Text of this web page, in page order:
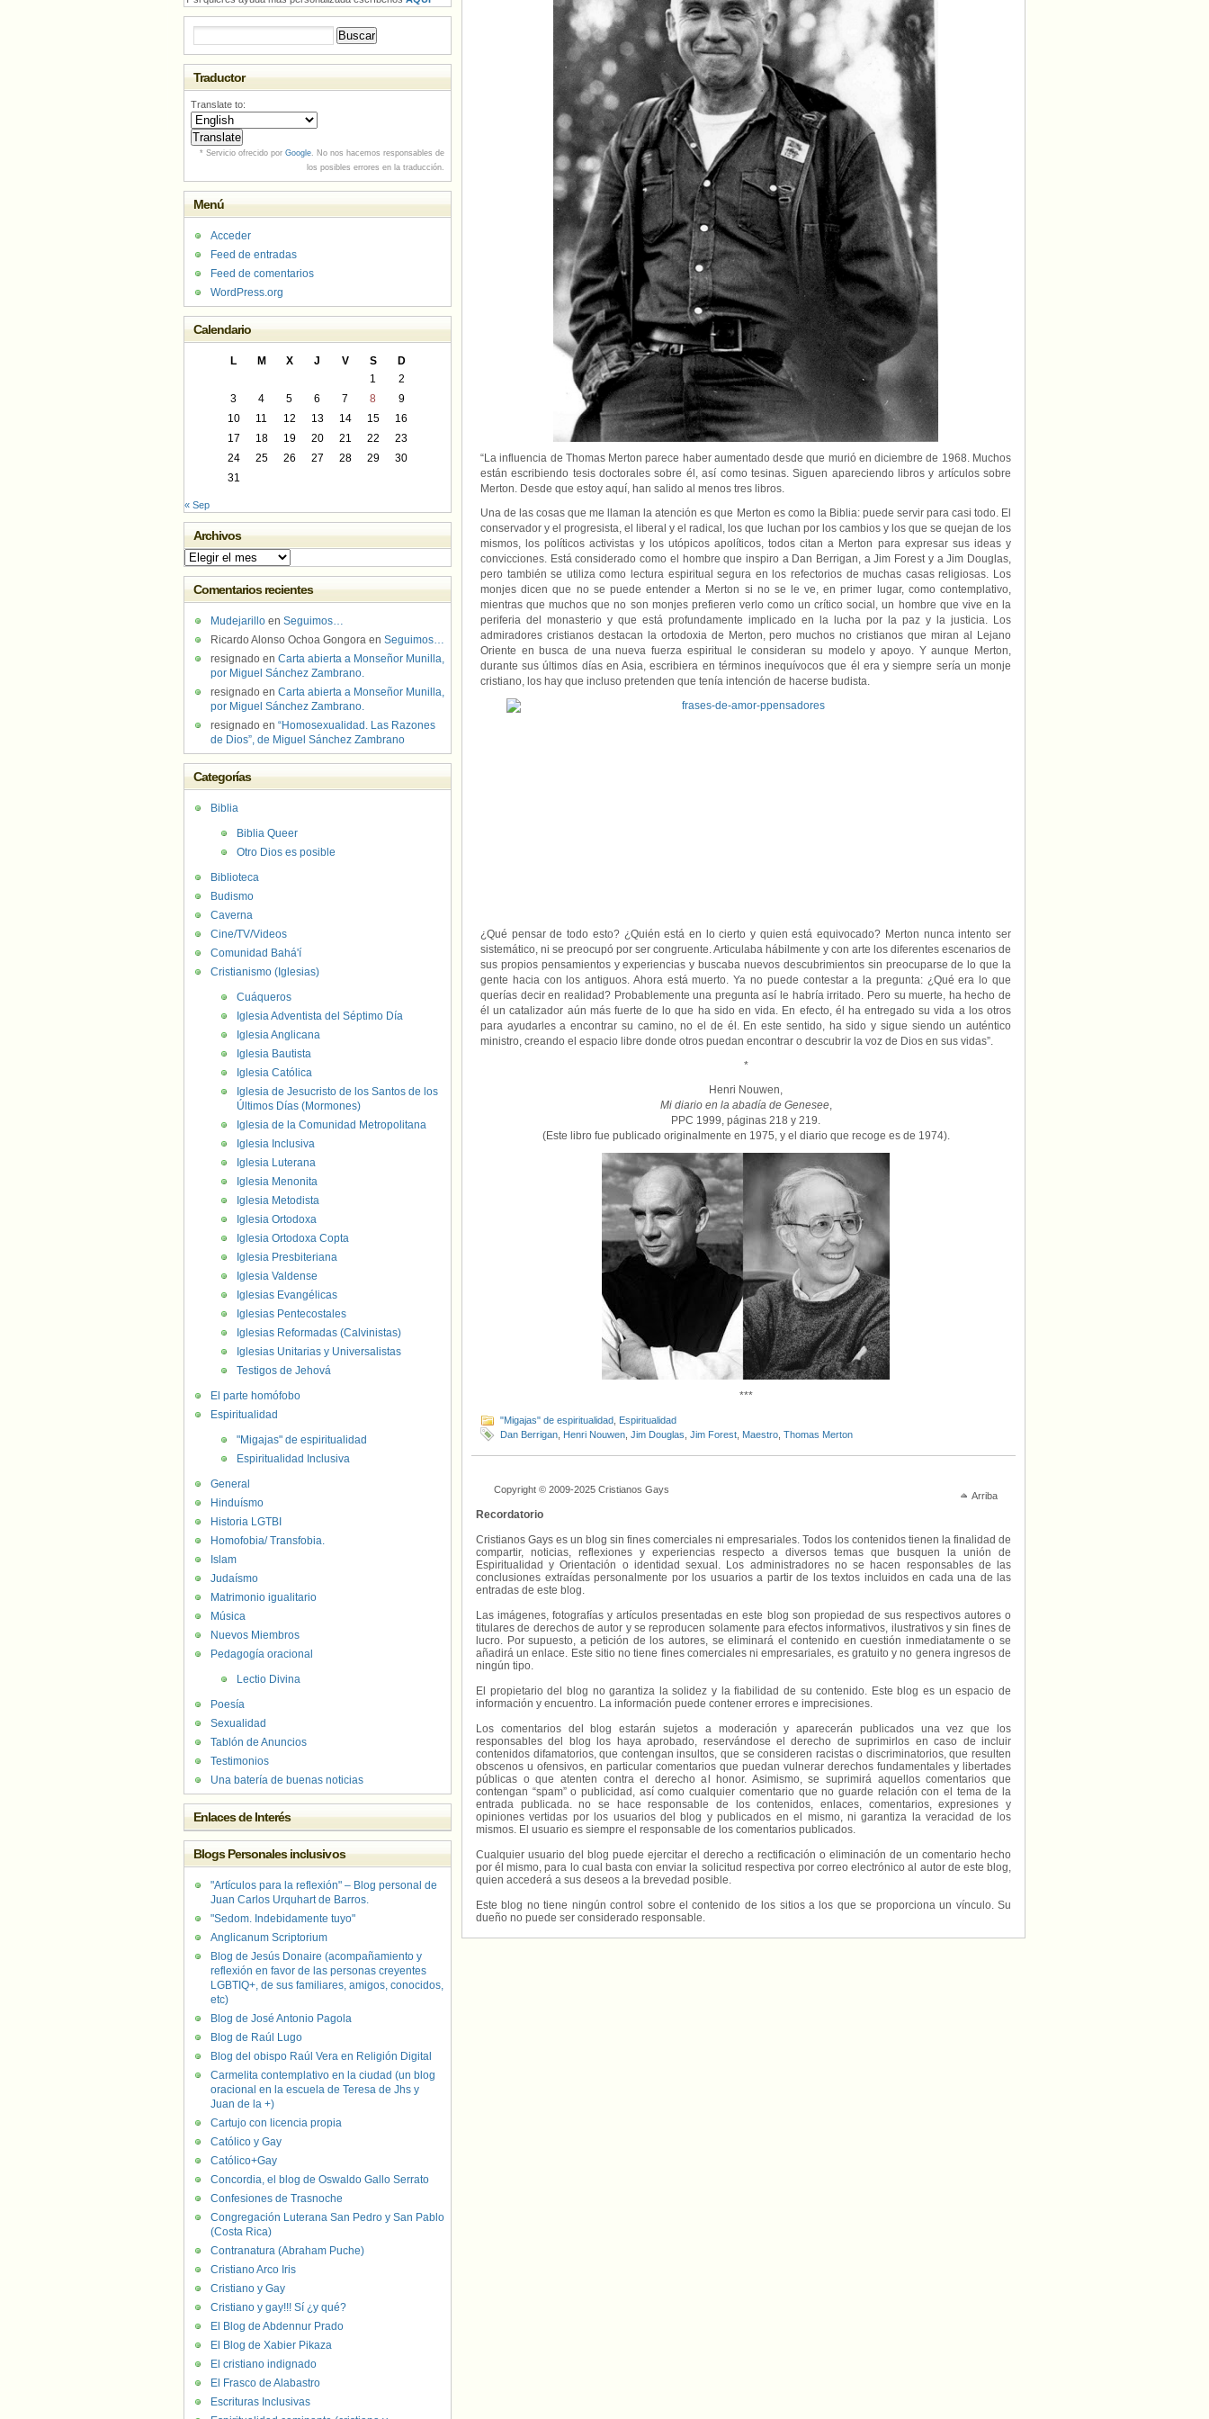
“La influencia de Thomas Merton parece haber aumentado desde que murió en diciembre de 1968. Muchos
están escribiendo tesis doctorales sobre él, así como tesinas. Siguen apareciendo libros y artículos sobre
Merton. Desde que estoy aquí, han salido al menos tres libros.
Una de las cosas que me llaman la atención es que Merton es como la Biblia: puede servir para casi todo. El
conservador y el progresista, el liberal y el radical, los que luchan por los cambios y los que se quejan de los
mismos, los políticos activistas y los utópicos apolíticos, todos citan a Merton para expresar sus ideas y
convicciones. Está considerado como el hombre que inspiro a Dan Berrigan, a Jim Forest y a Jim Douglas,
pero también se utiliza como lectura espiritual segura en los refectorios de muchas casas religiosas. Los
monjes dicen que no se puede entender a Merton si no se le ve, en primer lugar, como contemplativo,
mientras que muchos que no son monjes prefieren verlo como un crítico social, un hombre que vive en la
periferia del monasterio y que está profundamente implicado en la lucha por la paz y la justicia. Los
admiradores cristianos destacan la ortodoxia de Merton, pero muchos no cristianos que miran al Lejano
Oriente en busca de una nueva fuerza espiritual le consideran su modelo y apoyo. Y aunque Merton,
durante sus últimos días en Asia, escribiera en términos inequívocos que él era y siempre sería un monje
cristiano, los hay que incluso pretenden que tenía intención de hacerse budista.
¿Qué pensar de todo esto? ¿Quién está en lo cierto y quien está equivocado? Merton nunca intento ser
sistemático, ni se preocupó por ser congruente. Articulaba hábilmente y con arte los diferentes escenarios de
sus propios pensamientos y experiencias y buscaba nuevos descubrimientos sin preocuparse de lo que la
gente hacia con los antiguos. Ahora está muerto. Ya no puede contestar a la pregunta: ¿Qué era lo que
querías decir en realidad? Probablemente una pregunta así le habría irritado. Pero su muerte, ha hecho de
él un catalizador aún más fuerte de lo que ha sido en vida. En efecto, él ha entregado su vida a los otros
para ayudarles a encontrar su camino, no el de él. En este sentido, ha sido y sigue siendo un auténtico
ministro, creando el espacio libre donde otros puedan encontrar o descubrir la voz de Dios en sus vidas”.
*
Henri Nouwen,
Mi diario en la abadía de Genesee,
PPC 1999, páginas 218 y 219.
(Este libro fue publicado originalmente en 1975, y el diario que recoge es de 1974).
***
"Migajas" de espiritualidad Espiritualidad
Dan Berrigan Henri Nouwen Jim Douglas Jim Forest Maestro Thomas Merton
Arriba
Copyright © 2009-2025 Cristianos Gays
Recordatorio
Cristianos Gays es un blog sin fines comerciales ni empresariales. Todos los contenidos tienen la finalidad de
compartir, noticias, reflexiones y experiencias respecto a diversos temas que busquen la unión de
Espiritualidad y Orientación o identidad sexual. Los administradores no se hacen responsables de las
conclusiones extraídas personalmente por los usuarios a partir de los textos incluidos en cada una de las
entradas de este blog.
Las imágenes, fotografías y artículos presentadas en este blog son propiedad de sus respectivos autores o
titulares de derechos de autor y se reproducen solamente para efectos informativos, ilustrativos y sin fines de
lucro. Por supuesto, a petición de los autores, se eliminará el contenido en cuestión inmediatamente o se
añadirá un enlace. Este sitio no tiene fines comerciales ni empresariales, es gratuito y no genera ingresos de
ningún tipo.
El propietario del blog no garantiza la solidez y la fiabilidad de su contenido. Este blog es un espacio de
información y encuentro. La información puede contener errores e imprecisiones.
Los comentarios del blog estarán sujetos a moderación y aparecerán publicados una vez que los
responsables del blog los haya aprobado, reservándose el derecho de suprimirlos en caso de incluir
contenidos difamatorios, que contengan insultos, que se consideren racistas o discriminatorios, que resulten
obscenos u ofensivos, en particular comentarios que puedan vulnerar derechos fundamentales y libertades
públicas o que atenten contra el derecho al honor. Asimismo, se suprimirá aquellos comentarios que
contengan “spam” o publicidad, así como cualquier comentario que no guarde relación con el tema de la
entrada publicada. no se hace responsable de los contenidos, enlaces, comentarios, expresiones y
opiniones vertidas por los usuarios del blog y publicados en el mismo, ni garantiza la veracidad de los
mismos. El usuario es siempre el responsable de los comentarios publicados.
Cualquier usuario del blog puede ejercitar el derecho a rectificación o eliminación de un comentario hecho
por él mismo, para lo cual basta con enviar la solicitud respectiva por correo electrónico al autor de este blog,
quien accederá a sus deseos a la brevedad posible.
Este blog no tiene ningún control sobre el contenido de los sitios a los que se proporciona un vínculo. Su
dueño no puede ser considerado responsable.
Traductor
Translate to:
* Servicio ofrecido por Google. No nos hacemos responsables de
los posibles errores en la traducción.
Menú
Acceder
Feed de entradas
Feed de comentarios
WordPress.org
Calendario
L M X J V S
D
1
2
3
4 5 6 7 8
9
10
11 12 13 14 15
16
17
18 19 20 21 22
23
24
25 26 27 28 29
30
31
« Sep
Archivos
Archivos
Comentarios recientes
Mudejarillo en Seguimos…
Ricardo Alonso Ochoa Gongora en Seguimos…
resignado en Carta abierta a Monseñor Munilla,
por Miguel Sánchez Zambrano.
resignado en Carta abierta a Monseñor Munilla,
por Miguel Sánchez Zambrano.
resignado en “Homosexualidad. Las Razones
de Dios”, de Miguel Sánchez Zambrano
Categorías
Biblia
Biblia Queer
Otro Dios es posible
Biblioteca
Budismo
Caverna
Cine/TV/Videos
Comunidad Bahá'í
Cristianismo (Iglesias)
Cuáqueros
Iglesia Adventista del Séptimo Día
Iglesia Anglicana
Iglesia Bautista
Iglesia Católica
Iglesia de Jesucristo de los Santos de los
Últimos Días (Mormones)
Iglesia de la Comunidad Metropolitana
Iglesia Inclusiva
Iglesia Luterana
Iglesia Menonita
Iglesia Metodista
Iglesia Ortodoxa
Iglesia Ortodoxa Copta
Iglesia Presbiteriana
Iglesia Valdense
Iglesias Evangélicas
Iglesias Pentecostales
Iglesias Reformadas (Calvinistas)
Iglesias Unitarias y Universalistas
Testigos de Jehová
El parte homófobo
Espiritualidad
"Migajas" de espiritualidad
Espiritualidad Inclusiva
General
Hinduísmo
Historia LGTBI
Homofobia/ Transfobia.
Islam
Judaísmo
Matrimonio igualitario
Música
Nuevos Miembros
Pedagogía oracional
Lectio Divina
Poesía
Sexualidad
Tablón de Anuncios
Testimonios
Una batería de buenas noticias
Enlaces de Interés
Blogs Personales inclusivos
"Artículos para la reflexión" – Blog personal de
Juan Carlos Urquhart de Barros.
"Sedom. Indebidamente tuyo"
Anglicanum Scriptorium
Blog de Jesús Donaire (acompañamiento y
reflexión en favor de las personas creyentes
LGBTIQ+, de sus familiares, amigos, conocidos,
etc)
Blog de José Antonio Pagola
Blog de Raúl Lugo
Blog del obispo Raúl Vera en Religión Digital
Carmelita contemplativo en la ciudad (un blog
oracional en la escuela de Teresa de Jhs y
Juan de la +)
Cartujo con licencia propia
Católico y Gay
Católico+Gay
Concordia, el blog de Oswaldo Gallo Serrato
Confesiones de Trasnoche
Congregación Luterana San Pedro y San Pablo
(Costa Rica)
Contranatura (Abraham Puche)
Cristiano Arco Iris
Cristiano y Gay
Cristiano y gay!!! Sí ¿y qué?
El Blog de Abdennur Prado
El Blog de Xabier Pikaza
El cristiano indignado
El Frasco de Alabastro
Escrituras Inclusivas